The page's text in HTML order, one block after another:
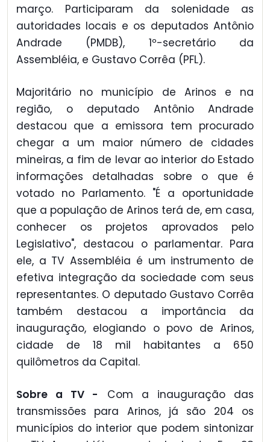
março. Participaram da solenidade as
autoridades locais e os deputados Antônio
Andrade (PMDB), 1º-secretário da
Assembléia, e Gustavo Corrêa (PFL).
Majoritário no município de Arinos e na
região, o deputado Antônio Andrade
destacou que a emissora tem procurado
chegar a um maior número de cidades
mineiras, a fim de levar ao interior do Estado
informações detalhadas sobre o que é
votado no Parlamento. "É a oportunidade
que a população de Arinos terá de, em casa,
conhecer os projetos aprovados pelo
Legislativo", destacou o parlamentar. Para
ele, a TV Assembléia é um instrumento de
efetiva integração da sociedade com seus
representantes. O deputado Gustavo Corrêa
também destacou a importância da
inauguração, elogiando o povo de Arinos,
cidade de 18 mil habitantes a 650
quilômetros da Capital.
Sobre a TV -
Com a inauguração das
transmissões para Arinos, já são 204 os
municípios do interior que podem sintonizar